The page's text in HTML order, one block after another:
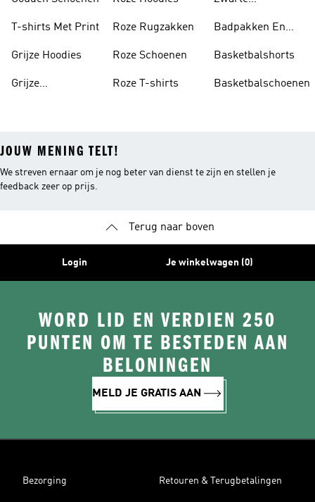
T-shirts Met Print
Grijze Hoodies
Grijze
Roze Rugzakken
Roze Schoenen
Roze T-shirts
Badpakken En
Basketbalshorts
Basketbalschoenen
JOUW MENING TELT!
We streven ernaar om je nog beter van dienst te zijn en stellen je
feedback zeer op prijs.
Terug naar boven
Login Je winkelwagen (0)
WORD LID EN VERDIEN 250
PUNTEN OM TE BESTEDEN AAN
BELONINGEN
MELD JE GRATIS AAN
Bezorging Retouren & Terugbetalingen